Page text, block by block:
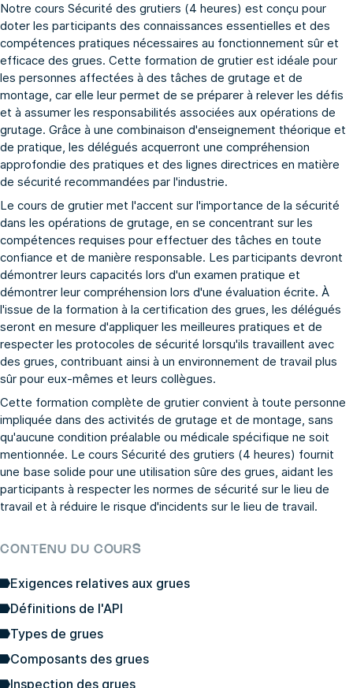
Notre cours Sécurité des grutiers (4 heures) est conçu pour
doter les participants des connaissances essentielles et des
compétences pratiques nécessaires au fonctionnement sûr et
efficace des grues. Cette formation de grutier est idéale pour
les personnes affectées à des tâches de grutage et de
montage, car elle leur permet de se préparer à relever les défis
et à assumer les responsabilités associées aux opérations de
grutage. Grâce à une combinaison d'enseignement théorique et
de pratique, les délégués acquerront une compréhension
approfondie des pratiques et des lignes directrices en matière
de sécurité recommandées par l'industrie.
Le cours de grutier met l'accent sur l'importance de la sécurité
dans les opérations de grutage, en se concentrant sur les
compétences requises pour effectuer des tâches en toute
confiance et de manière responsable. Les participants devront
démontrer leurs capacités lors d'un examen pratique et
démontrer leur compréhension lors d'une évaluation écrite. À
l'issue de la formation à la certification des grues, les délégués
seront en mesure d'appliquer les meilleures pratiques et de
respecter les protocoles de sécurité lorsqu'ils travaillent avec
des grues, contribuant ainsi à un environnement de travail plus
sûr pour eux-mêmes et leurs collègues.
Cette formation complète de grutier convient à toute personne
impliquée dans des activités de grutage et de montage, sans
qu'aucune condition préalable ou médicale spécifique ne soit
mentionnée. Le cours Sécurité des grutiers (4 heures) fournit
une base solide pour une utilisation sûre des grues, aidant les
participants à respecter les normes de sécurité sur le lieu de
travail et à réduire le risque d'incidents sur le lieu de travail.
CONTENU DU COURS
Exigences relatives aux grues
Définitions de l'API
Types de grues
Composants des grues
Inspection des grues